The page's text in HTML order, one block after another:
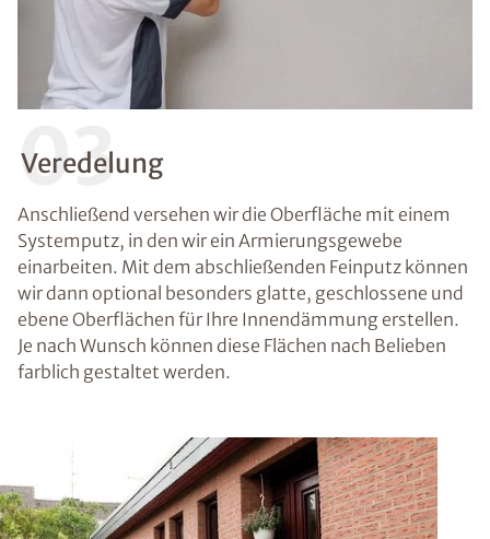
03
Veredelung
Anschließend versehen wir die Oberfläche mit einem
Systemputz, in den wir ein Armierungsgewebe
einarbeiten. Mit dem abschließenden Feinputz können
wir dann optional besonders glatte, geschlossene und
ebene Oberflächen für Ihre Innendämmung erstellen.
Je nach Wunsch können diese Flächen nach Belieben
farblich gestaltet werden.